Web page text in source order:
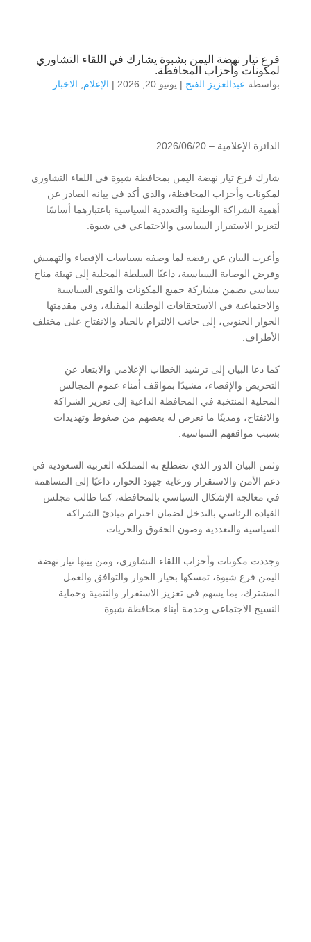
فرع تيار نهضة اليمن بشبوة يشارك في اللقاء التشاوري
لمكونات وأحزاب المحافظة.
بواسطة عبدالعزيز الفتح | يونيو 20, 2026 | الإعلام, الاخبار
الدائرة الإعلامية – 2026‪/06/20
شارك فرع تيار نهضة اليمن بمحافظة شبوة في اللقاء التشاوري
لمكونات وأحزاب المحافظة، والذي أكد في بيانه الصادر عن
أهمية الشراكة الوطنية والتعددية السياسية باعتبارهما أساسًا
لتعزيز الاستقرار السياسي والاجتماعي في شبوة.
وأعرب البيان عن رفضه لما وصفه بسياسات الإقصاء والتهميش
وفرض الوصاية السياسية، داعيًا السلطة المحلية إلى تهيئة مناخ
سياسي يضمن مشاركة جميع المكونات والقوى السياسية
والاجتماعية في الاستحقاقات الوطنية المقبلة، وفي مقدمتها
الحوار الجنوبي، إلى جانب الالتزام بالحياد والانفتاح على مختلف
الأطراف.
كما دعا البيان إلى ترشيد الخطاب الإعلامي والابتعاد عن
التحريض والإقصاء، مشيدًا بمواقف أمناء عموم المجالس
المحلية المنتخبة في المحافظة الداعية إلى تعزيز الشراكة
والانفتاح، ومدينًا ما تعرض له بعضهم من ضغوط وتهديدات
بسبب مواقفهم السياسية.
وثمن البيان الدور الذي تضطلع به المملكة العربية السعودية في
دعم الأمن والاستقرار ورعاية جهود الحوار، داعيًا إلى المساهمة
في معالجة الإشكال السياسي بالمحافظة، كما طالب مجلس
القيادة الرئاسي بالتدخل لضمان احترام مبادئ الشراكة
السياسية والتعددية وصون الحقوق والحريات.
وجددت مكونات وأحزاب اللقاء التشاوري، ومن بينها تيار نهضة
اليمن فرع شبوة، تمسكها بخيار الحوار والتوافق والعمل
المشترك، بما يسهم في تعزيز الاستقرار والتنمية وحماية
النسيج الاجتماعي وخدمة أبناء محافظة شبوة.